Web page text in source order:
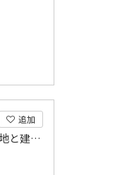
追加
佐渡市の屋根工事全般、建築及びリフォーム、板金工事、土地と建物の仲介、太陽光発電